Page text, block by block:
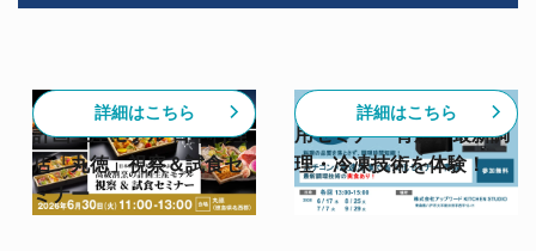
【6/30開催】高級割烹の
計画生産モデル 日本料理
店「丸徳」視察＆試食セ
ミナー
詳細はこちら
【スチコン✕急速冷凍活
用セミナー 青森】最新調
理・冷凍技術を体験！
詳細はこちら